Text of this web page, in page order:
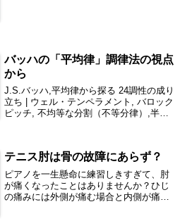
バッハの「平均律」調律法の視点
から
J.S.バッハ,平均律から探る 24調性の成り
立ち | ウェル・テンペラメント, バロック
ピッチ, 不均等な分割（不等分律）,半音
テニス肘は骨の故障にあらず？
ピアノを一生懸命に練習しきすぎて、肘
が痛くなったことはありませんか？ひじ
の痛みには外側が痛む場合と内側が痛む